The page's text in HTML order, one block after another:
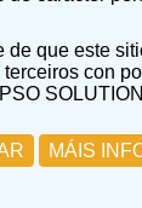
de que este
con
MÁIS